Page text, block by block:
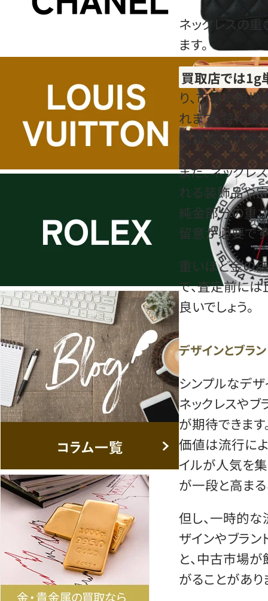
ネックレスの
ます。
買取店では1g
り、市場の相
れます。特に重
高額査定が期
また、ネックレ
れる装飾品や
純金部分の重
留意が必要です
重いほど金の
で、査定前に
良いでしょう。
デザインとブラ
シンプルなデザ
ネックレスや
が期待できます
価値は流行に
イルが人気を
が一段と高まる
但し、一時的
ザインやブラン
と、中古市場
がることがあり